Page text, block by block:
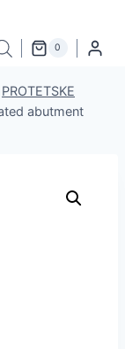
0
PROTETSKE
abutment